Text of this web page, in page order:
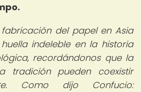
del papel en Asia
indeleble en la historia
recordándonos que la
tradición pueden coexistir
Como dijo Confucio: